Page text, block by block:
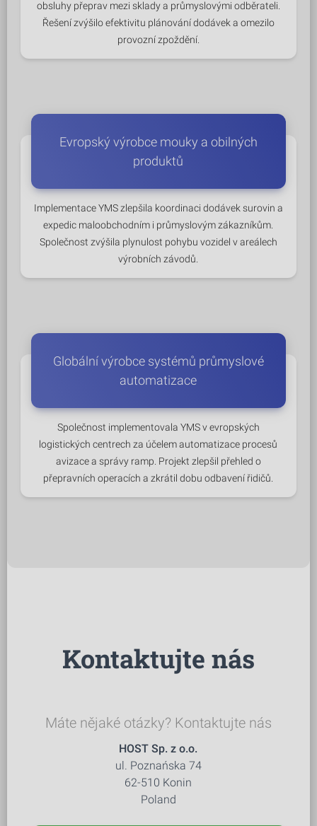
obsluhy přeprav mezi sklady a průmyslovými odběrateli.
Řešení zvýšilo efektivitu plánování dodávek a omezilo
provozní zpoždění.
Evropský výrobce mouky a obilných
produktů
Implementace YMS zlepšila koordinaci dodávek surovin a
expedic maloobchodním i průmyslovým zákazníkům.
Společnost zvýšila plynulost pohybu vozidel v areálech
výrobních závodů.
Globální výrobce systémů průmyslové
automatizace
Společnost implementovala YMS v evropských
logistických centrech za účelem automatizace procesů
avizace a správy ramp. Projekt zlepšil přehled o
přepravních operacích a zkrátil dobu odbavení řidičů.
Kontaktujte nás
Máte nějaké otázky? Kontaktujte nás
HOST Sp. z o.o.
ul. Poznańska 74
62-510 Konin
Poland